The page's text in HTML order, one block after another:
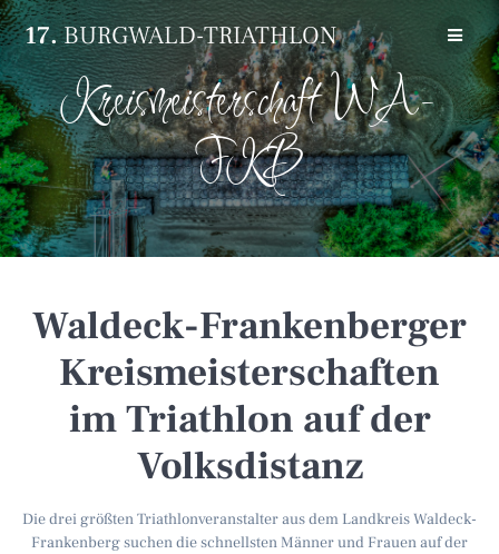
Zum
Inhalt
springen
17.BURGWALD-TRIATHLON
Kreismeisterschaft WA-
FKB
Waldeck-Frankenberger
Kreismeisterschaften
im Triathlon auf der
Volksdistanz
Die drei größten Triathlonveranstalter aus dem Landkreis Waldeck-
Frankenberg suchen die schnellsten Männer und Frauen auf der